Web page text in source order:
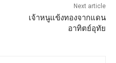
Next article
เจ้าหนูแข้งทองจากแดน
อาทิตย์อุทัย